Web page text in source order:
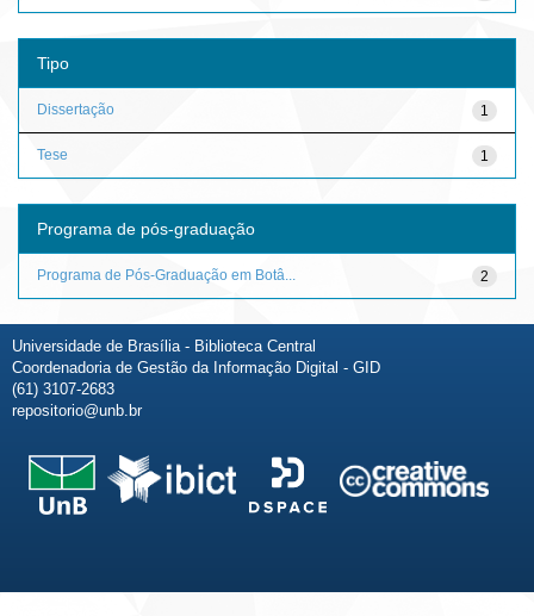
Tipo
1
Dissertação
1
Tese
Programa de pós-graduação
2
Programa de Pós-Graduação em Botâ...
Universidade de Brasília - Biblioteca Central
Coordenadoria de Gestão da Informação Digital - GID
(61) 3107-2683
repositorio@unb.br